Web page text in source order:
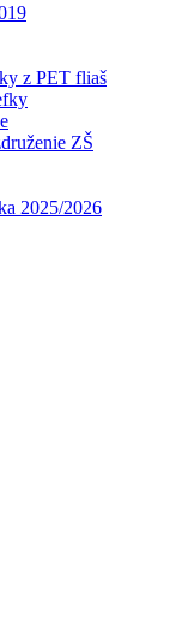
z PET fliaš
ZŠ
2025/2026